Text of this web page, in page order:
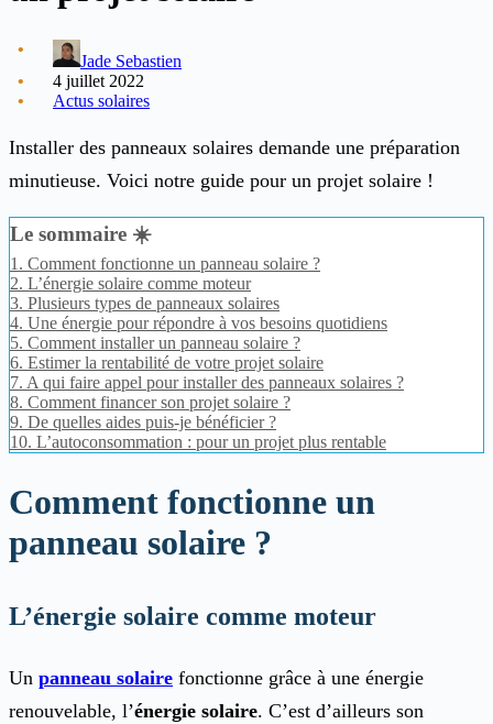
Jade Sebastien
4 juillet 2022
Actus solaires
Installer des panneaux solaires demande une préparation
minutieuse. Voici notre guide pour un projet solaire !
Le sommaire ☀️
1. Comment fonctionne un panneau solaire ?
2. L’énergie solaire comme moteur
3. Plusieurs types de panneaux solaires
4. Une énergie pour répondre à vos besoins quotidiens
5. Comment installer un panneau solaire ?
6. Estimer la rentabilité de votre projet solaire
7. A qui faire appel pour installer des panneaux solaires ?
8. Comment financer son projet solaire ?
9. De quelles aides puis-je bénéficier ?
10. L’autoconsommation : pour un projet plus rentable
Comment fonctionne un
panneau solaire ?
L’énergie solaire comme moteur
Un panneau solaire fonctionne grâce à une énergie
renouvelable, l’énergie solaire. C’est d’ailleurs son